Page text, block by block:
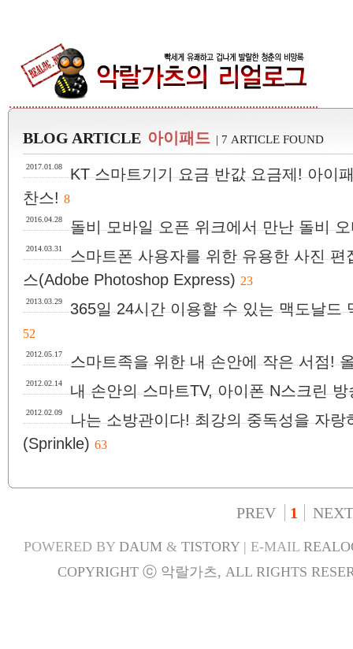
BLOG ARTICLE 아이패드 | 7 ARTICLE FOUND
2017.01.08
KT 스마트기기 요금 반값 요금제! 아이
찬스! 8
2016.04.28 돌비 모바일 오픈 위크에서 만난 돌비
2014.03.31
스마트폰 사용자를 위한 유용한 사진
스(Adobe Photoshop Express) 23
2013.03.29 365일 24시간 이용할 수 있는 맥도날드
52
2012.05.17 스마트족을 위한 내 손안에 작은 서점!
2012.02.14 내 손안의 스마트TV, 아이폰 N스크린
2012.02.09
나는 소방관이다! 최강의 중독성을 자
(Sprinkle) 63
PREV 1 NEXT
POWERED BY DAUM& TISTORY| E-MAIL
COPYRIGHT ⓒ 악랄가츠, ALL RIGHTS